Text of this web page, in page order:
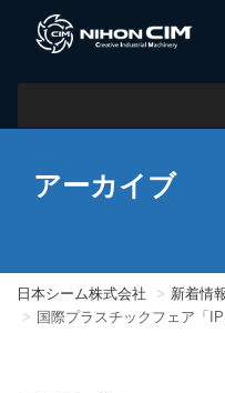
アーカイブ
日本シーム株式会社
新着情
国際プラスチックフェア「